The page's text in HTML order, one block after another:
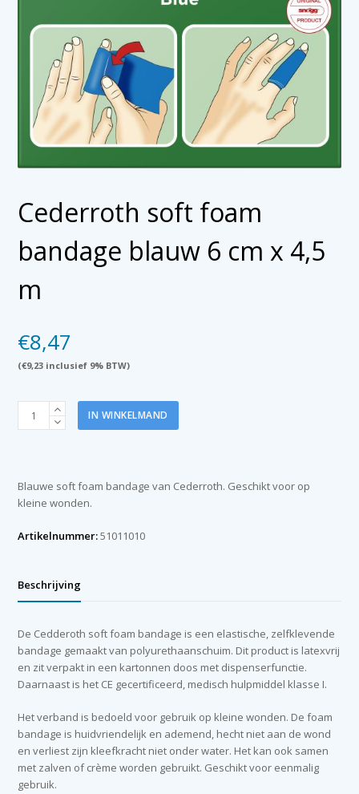
Cederroth soft foam
bandage blauw 6 cm x 4,5
m
€8,47
(€9,23 inclusief 9% BTW)
Cederroth
soft
6
cm
4,5
aantal
IN WINKELMAND
Blauwe soft foam bandage van Cederroth. Geschikt voor op
kleine wonden.
Artikelnummer:51011010
Beschrijving
De Cedderoth soft foam bandage is een elastische, zelfklevende
bandage gemaakt van polyurethaanschuim. Dit product is latexvrij
en zit verpakt in een kartonnen doos met dispenserfunctie.
Daarnaast is het CE gecertificeerd, medisch hulpmiddel klasse I.
Het verband is bedoeld voor gebruik op kleine wonden. De foam
bandage is huidvriendelijk en ademend, hecht niet aan de wond
en verliest zijn kleefkracht niet onder water. Het kan ook samen
met zalven of crème worden gebruikt. Geschikt voor eenmalig
gebruik.